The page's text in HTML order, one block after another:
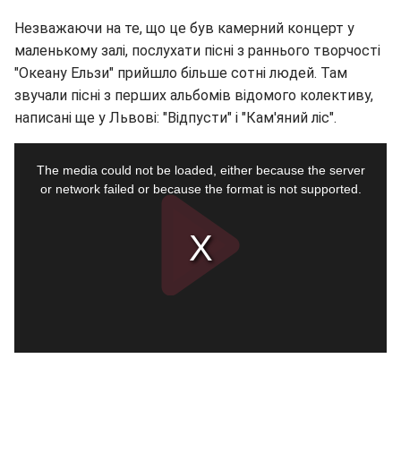
Незважаючи на те, що це був камерний концерт у
маленькому залі, послухати пісні з раннього творчості
"Океану Ельзи" прийшло більше сотні людей. Там
звучали пісні з перших альбомів відомого колективу,
написані ще у Львові: "Відпусти" і "Кам'яний ліс".